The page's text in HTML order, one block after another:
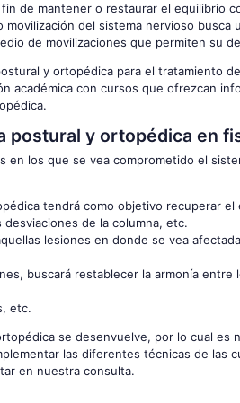
de mantener o restaurar el equilibrio
del sistema nervioso busca
de movilizaciones que permiten su
y ortopédica para el tratamiento
académica con cursos que ofrezcan
postural y ortopédica en
los que se vea comprometido el
tendrá como objetivo recuperar el
de la columna, etc.
lesiones en donde se vea
buscará restablecer la armonía entre
etc.
se desenvuelve, por lo cual es
las diferentes técnicas de las
en nuestra consulta.